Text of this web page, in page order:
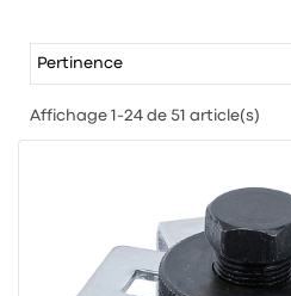
Pertinence
Affichage 1-24 de 51 article(s)